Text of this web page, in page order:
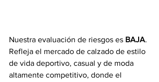
Nuestra evaluación de riesgos es BAJA.
Refleja el mercado de calzado de estilo
de vida deportivo, casual y de moda
altamente competitivo, donde el